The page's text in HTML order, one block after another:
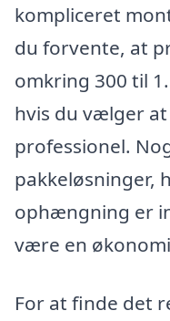
kompliceret
du forvente, at
omkring 300 til
hvis du vælger
professionel.
pakkeløsninger,
ophængning er
være en
For at finde det